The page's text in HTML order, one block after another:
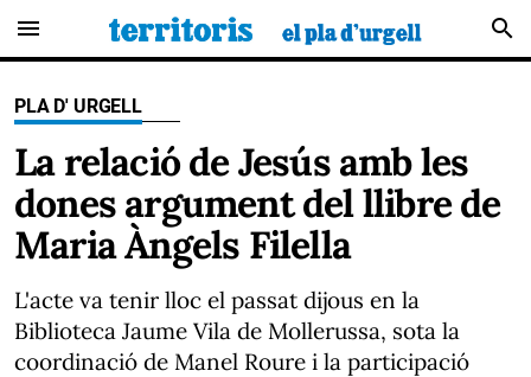
menu search
PLA D' URGELL
La relació de Jesús amb les
dones argument del llibre de
Maria Àngels Filella
L'acte va tenir lloc el passat dijous en la
Biblioteca Jaume Vila de Mollerussa, sota la
coordinació de Manel Roure i la participació